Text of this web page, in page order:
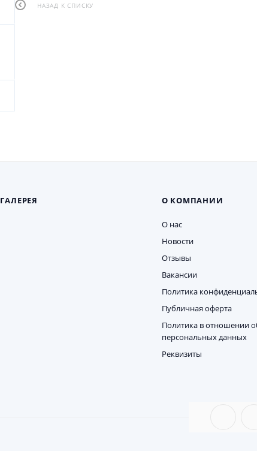
НАЗАД К СПИСКУ
ГАЛЕРЕЯ О КОМПАНИИ
О нас
Новости
Отзывы
Вакансии
Политика
Публичная оферта
Политика в отношении
персональных данных
Реквизиты